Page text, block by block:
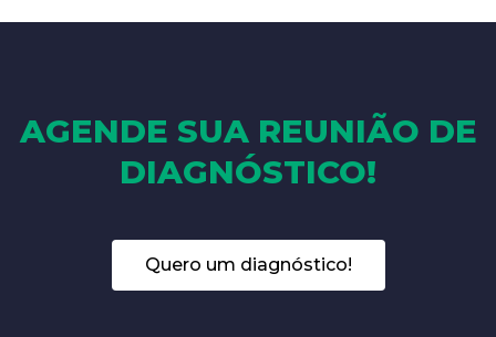
AGENDE SUA REUNIÃO DE
DIAGNÓSTICO!
Quero um diagnóstico!